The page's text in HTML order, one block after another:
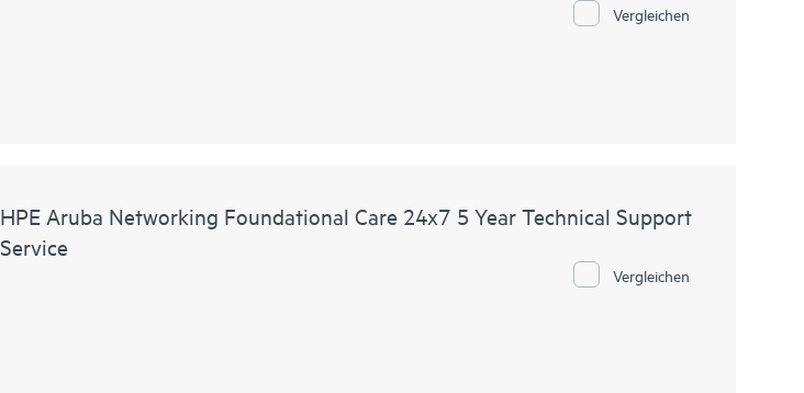
Vergleichen
HPE Aruba Networking Foundational Care 24x7 5 Year Technical Support
Service
Vergleichen